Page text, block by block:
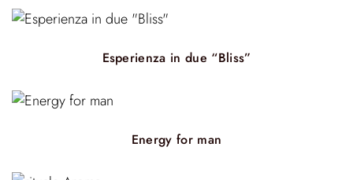
Esperienza in due “Bliss”
Energy for man